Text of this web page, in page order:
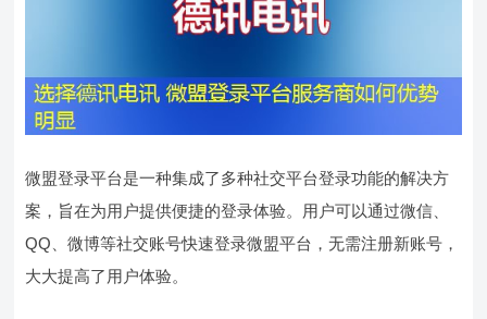
微盟登录平台是一种集成了多种社交平台登录功能的解决方
案，旨在为用户提供便捷的登录体验。用户可以通过微信、
QQ、微博等社交账号快速登录微盟平台，无需注册新账号，
大大提高了用户体验。